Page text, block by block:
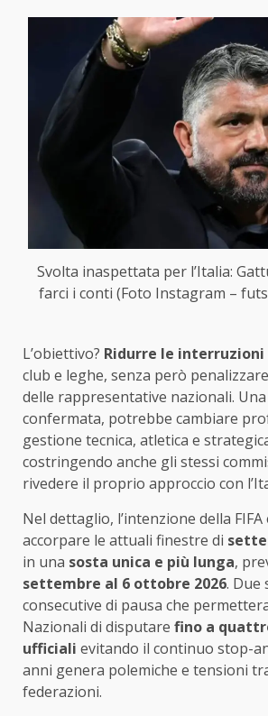
Svolta inaspettata per l’Italia:
farci i conti (Foto Instagram –
L’obiettivo? Ridurre le
club e leghe, senza però
delle rappresentative nazionali. Una
confermata, potrebbe cambiare
gestione tecnica, atletica e
costringendo anche gli stessi
rivedere il proprio approccio con
Nel dettaglio, l’intenzione della FIFA
accorpare le attuali finestre di
in una sosta unica e più lunga,
settembre al 6 ottobre 2026. Due
consecutive di pausa che
Nazionali di disputare fino a
ufficiali evitando il continuo stop-
anni genera polemiche e tensioni
federazioni.